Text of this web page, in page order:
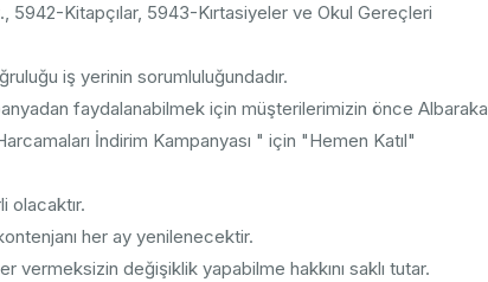
5942-Kitapçılar, 5943-Kırtasiyeler ve Okul Gereçleri
iş yerinin sorumluluğundadır.
faydalanabilmek için müşterilerimizin önce Albaraka
İndirim Kampanyası " için "Hemen Katıl"
olacaktır.
kontenjanı her ay yenilenecektir.
vermeksizin değişiklik yapabilme hakkını saklı tutar.